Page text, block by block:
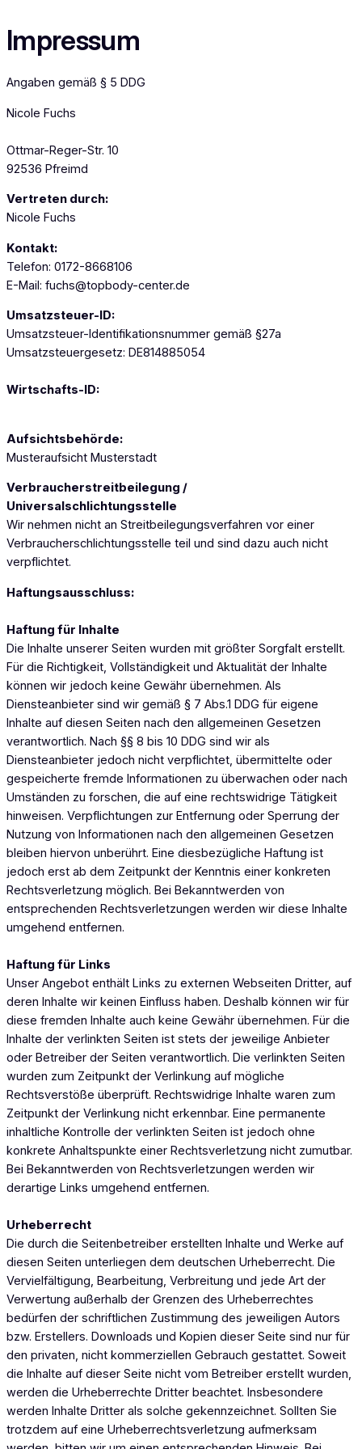
Inhalt
springen
Impressum
Angaben gemäß § 5 DDG
Nicole Fuchs
Ottmar-Reger-Str. 10
92536 Pfreimd
Vertreten durch:
Nicole Fuchs
Kontakt:
Telefon: 0172-8668106
E-Mail: fuchs@topbody-center.de
Umsatzsteuer-ID:
Umsatzsteuer-Identifikationsnummer gemäß §27a
Umsatzsteuergesetz: DE814885054
Wirtschafts-ID:
Aufsichtsbehörde:
Musteraufsicht Musterstadt
Verbraucherstreitbeilegung /
Universalschlichtungsstelle
Wir nehmen nicht an Streitbeilegungsverfahren vor einer
Verbraucherschlichtungsstelle teil und sind dazu auch nicht
verpflichtet.
Haftungsausschluss:
Haftung für Inhalte
Die Inhalte unserer Seiten wurden mit größter Sorgfalt erstellt.
Für die Richtigkeit, Vollständigkeit und Aktualität der Inhalte
können wir jedoch keine Gewähr übernehmen. Als
Diensteanbieter sind wir gemäß § 7 Abs.1 DDG für eigene
Inhalte auf diesen Seiten nach den allgemeinen Gesetzen
verantwortlich. Nach §§ 8 bis 10 DDG sind wir als
Diensteanbieter jedoch nicht verpflichtet, übermittelte oder
gespeicherte fremde Informationen zu überwachen oder nach
Umständen zu forschen, die auf eine rechtswidrige Tätigkeit
hinweisen. Verpflichtungen zur Entfernung oder Sperrung der
Nutzung von Informationen nach den allgemeinen Gesetzen
bleiben hiervon unberührt. Eine diesbezügliche Haftung ist
jedoch erst ab dem Zeitpunkt der Kenntnis einer konkreten
Rechtsverletzung möglich. Bei Bekanntwerden von
entsprechenden Rechtsverletzungen werden wir diese Inhalte
umgehend entfernen.
Haftung für Links
Unser Angebot enthält Links zu externen Webseiten Dritter, auf
deren Inhalte wir keinen Einfluss haben. Deshalb können wir für
diese fremden Inhalte auch keine Gewähr übernehmen. Für die
Inhalte der verlinkten Seiten ist stets der jeweilige Anbieter
oder Betreiber der Seiten verantwortlich. Die verlinkten Seiten
wurden zum Zeitpunkt der Verlinkung auf mögliche
Rechtsverstöße überprüft. Rechtswidrige Inhalte waren zum
Zeitpunkt der Verlinkung nicht erkennbar. Eine permanente
inhaltliche Kontrolle der verlinkten Seiten ist jedoch ohne
konkrete Anhaltspunkte einer Rechtsverletzung nicht zumutbar.
Bei Bekanntwerden von Rechtsverletzungen werden wir
derartige Links umgehend entfernen.
Urheberrecht
Die durch die Seitenbetreiber erstellten Inhalte und Werke auf
diesen Seiten unterliegen dem deutschen Urheberrecht. Die
Vervielfältigung, Bearbeitung, Verbreitung und jede Art der
Verwertung außerhalb der Grenzen des Urheberrechtes
bedürfen der schriftlichen Zustimmung des jeweiligen Autors
bzw. Erstellers. Downloads und Kopien dieser Seite sind nur für
den privaten, nicht kommerziellen Gebrauch gestattet. Soweit
die Inhalte auf dieser Seite nicht vom Betreiber erstellt wurden,
werden die Urheberrechte Dritter beachtet. Insbesondere
werden Inhalte Dritter als solche gekennzeichnet. Sollten Sie
trotzdem auf eine Urheberrechtsverletzung aufmerksam